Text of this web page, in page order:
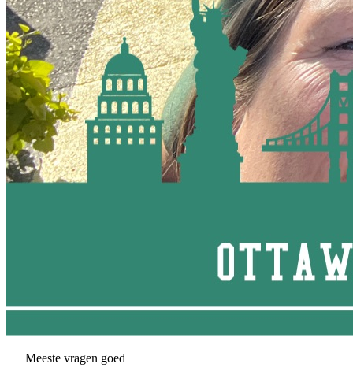
Meeste vragen goed